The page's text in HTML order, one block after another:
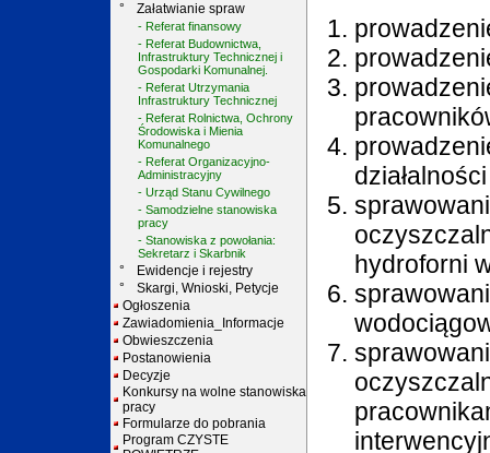
°
Załatwianie spraw
- Referat finansowy
- Referat Budownictwa,
Infrastruktury Technicznej i
Gospodarki Komunalnej.
- Referat Utrzymania
Infrastruktury Technicznej
- Referat Rolnictwa, Ochrony
Środowiska i Mienia
Komunalnego
- Referat Organizacyjno-
Administracyjny
- Urząd Stanu Cywilnego
- Samodzielne stanowiska
pracy
- Stanowiska z powołania:
Sekretarz i Skarbnik
°
Ewidencje i rejestry
°
Skargi, Wnioski, Petycje
Ogłoszenia
Zawiadomienia_Informacje
Obwieszczenia
Postanowienia
Decyzje
Konkursy na wolne stanowiska
pracy
Formularze do pobrania
Program CZYSTE
hydroforni